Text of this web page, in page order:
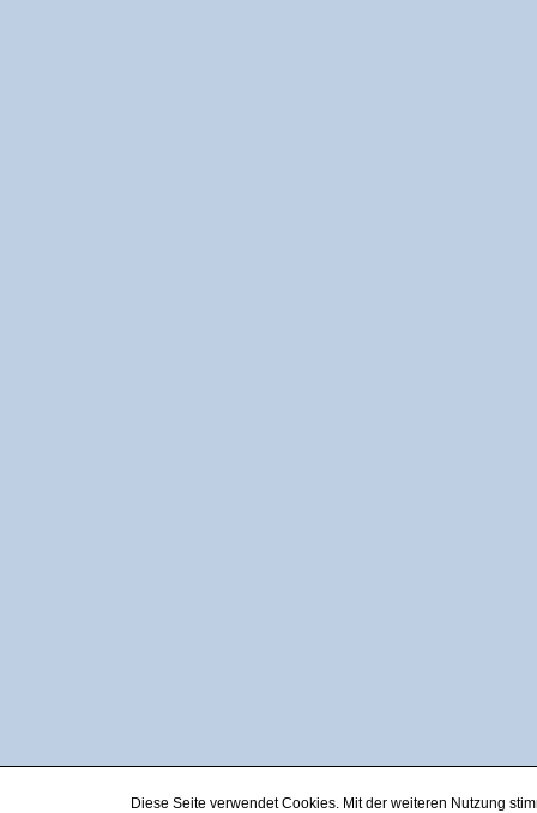
Diese Seite verwendet Cookies. Mit der weiteren Nutzung